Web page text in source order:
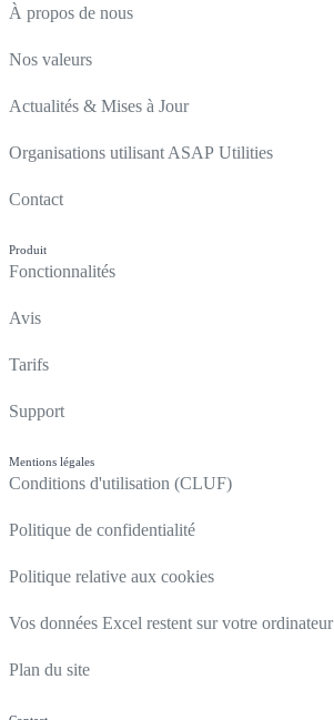
À propos de nous
Nos valeurs
Actualités & Mises à Jour
Organisations utilisant ASAP Utilities
Contact
Produit
Fonctionnalités
Avis
Tarifs
Support
Mentions légales
Conditions d'utilisation (CLUF)
Politique de confidentialité
Politique relative aux cookies
Vos données Excel restent sur votre ordinateur
Plan du site